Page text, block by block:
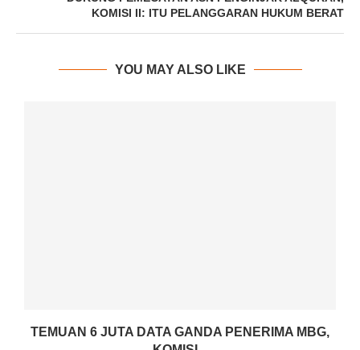
KOMISI II: ITU PELANGGARAN HUKUM BERAT
YOU MAY ALSO LIKE
TEMUAN 6 JUTA DATA GANDA PENERIMA MBG,